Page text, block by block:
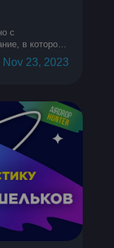
с
в котором
о
у
Nov 23, 2023